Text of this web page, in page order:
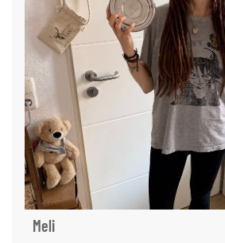
Meli